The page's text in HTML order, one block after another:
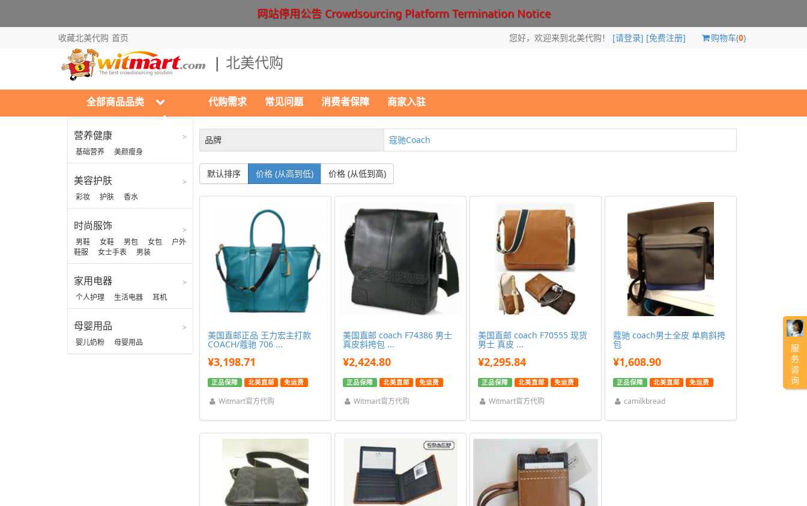
网站停用公告 Crowdsourcing Platform Termination Notice
收藏北美代购 首页 您好，欢迎来到北美代购！ [请登录] [免费注册] 购物车(0)
北美代购
全部商品品类
营养健康
基础营养 美颜瘦身
美容护肤
彩妆 护肤 香水
时尚服饰
男鞋 女鞋 男包 女包
户外
鞋服
女士手表 男装
家用电器
个人护理 生活电器 耳机
母婴用品
婴儿奶粉 母婴用品
代购需求 常见问题 消费者保障 商家入驻
时尚服饰
男鞋
女鞋
男包
女包
户外鞋服
女士手表
品牌 寇驰Coach
默认排序 价格 (从高到低) 价格 (从低到高)
美国直邮正品 王力宏主打款
COACH/蔻驰 706 ...
¥3,198.71
正品保障 北美直邮 免运费
Witmart官方代购
美国直邮 coach F74386 男士
真皮斜挎包 ...
¥2,424.80
正品保障 北美直邮 免运费
Witmart官方代购
美国直邮 coach F70555 现货
男士 真皮 ...
¥2,295.84
正品保障 北美直邮 免运费
Witmart官方代购
蔻驰 coach男士全皮 单肩斜挎
包
¥1,608.90
正品保障 北美直邮 免运费
camilkbread
服
务
咨
询